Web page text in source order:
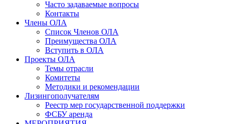
Часто задаваемые вопросы
Контакты
Члены ОЛА
Список Членов ОЛА
Преимущества ОЛА
Вступить в ОЛА
Проекты ОЛА
Темы отрасли
Комитеты
Методики и рекомендации
Лизингополучателям
Реестр мер государственной поддержки
ФСБУ аренда